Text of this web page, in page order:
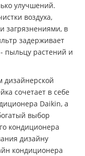
улучшений.
воздуха,
загрязнениями, в
задерживает
пыльцу растений и
дизайнерской
сочетает в себе
Daikin, а
выбор
кондиционера
дизайну
кондиционера